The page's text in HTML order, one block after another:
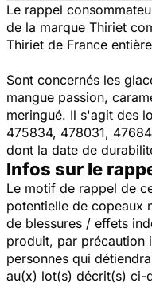
Le rappel
de la marque Thiriet
Thiriet de France
Sont concernés les
mangue passion,
meringué. Il s'agit des
475834, 478031,
dont la date de
Infos sur le
Le motif de rappel de
potentielle de copeaux
de blessures / effets
produit, par précaution
personnes qui
au(x) lot(s) décrit(s) ci-